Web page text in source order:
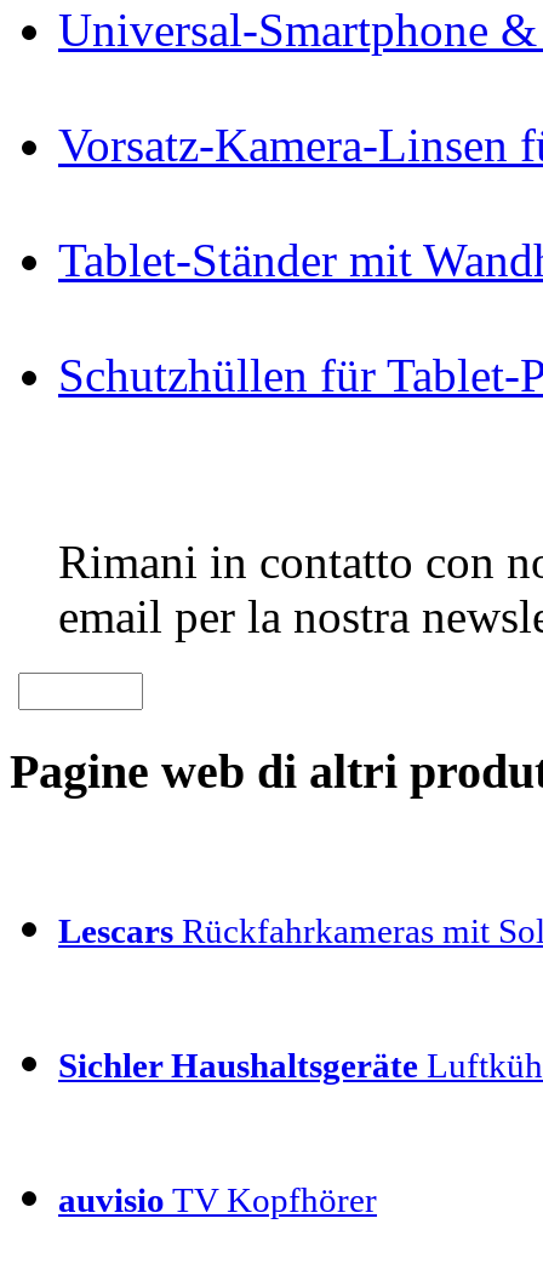
Universal-Smartphone
Vorsatz-Kamera-Linsen
Tablet-Ständer mit
Schutzhüllen für Tablet-
Rimani in contatto con
email per la nostra
Pagine web di altri
Lescars Rückfahrkameras mit
Sichler Haushaltsgeräte
auvisio TV Kopfhörer